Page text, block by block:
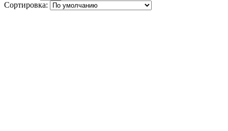
Сортировка: